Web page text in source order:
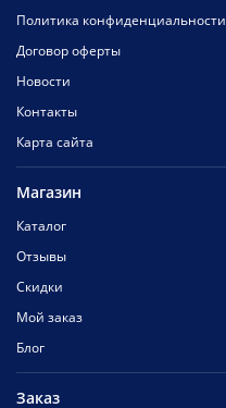
Политика конфиденциальности
Договор оферты
Новости
Контакты
Карта сайта
Магазин
Каталог
Отзывы
Скидки
Мой заказ
Блог
Заказ